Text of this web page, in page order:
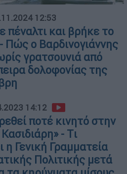
12:53
πέναλτι και βρήκε το
Πώς ο Βαρδινογιάννης
γρατσουνιά από
δολοφονίας της
14:12
ποτέ κινητό στην
- Tι
η Γενική Γραμματεία
Πολιτικής μετά